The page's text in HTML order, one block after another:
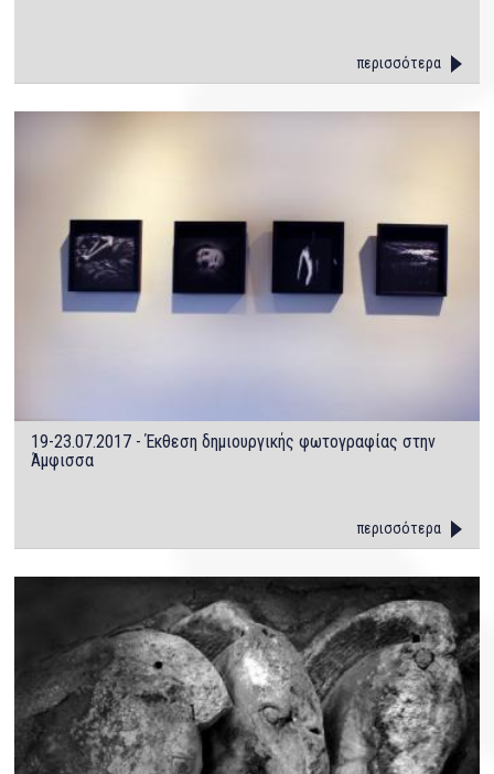
περισσότερα
19-23.07.2017 - Έκθεση δημιουργικής φωτογραφίας στην
Άμφισσα
περισσότερα